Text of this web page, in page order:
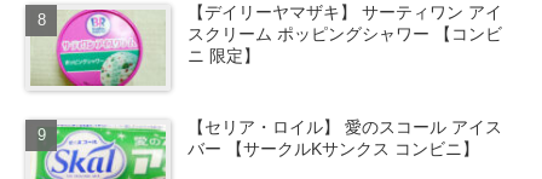
【デイリーヤマザキ】 サーティワン アイ
スクリーム ポッピングシャワー 【コンビ
ニ 限定】
【セリア・ロイル】 愛のスコール アイス
バー 【サークルKサンクス コンビニ】